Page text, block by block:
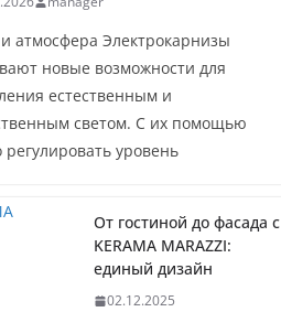
атмосфера Электрокарнизы
новые возможности для
естественным и
светом. С их помощью
уровень
От гостиной до фасада с
KERAMA MARAZZI:
единый дизайн
02.12.2025